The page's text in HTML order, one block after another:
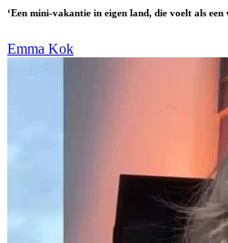
‘Een mini-vakantie in eigen land, die voelt als een
Emma Kok